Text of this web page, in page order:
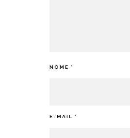
NOME *
E-MAIL *